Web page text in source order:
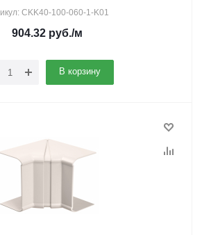
CKK40-100-060-1-K01
904.32 руб./м
В корзину